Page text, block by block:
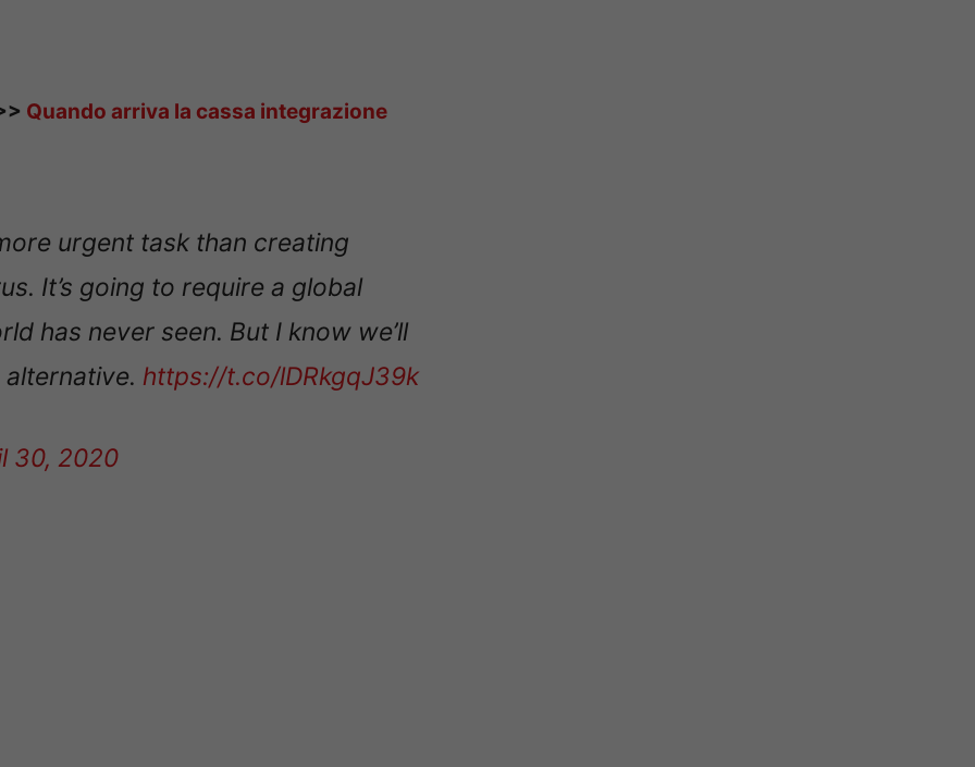
Quando arriva la cassa integrazione
urgent task than creating
It’s going to require a global
has never seen. But I know we’ll
alternative. https://t.co/lDRkgqJ39k
30, 2020